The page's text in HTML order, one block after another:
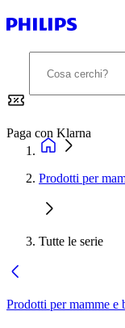
Paga con Klarna
Prodotti per
Tutte le serie
Prodotti per mamme e